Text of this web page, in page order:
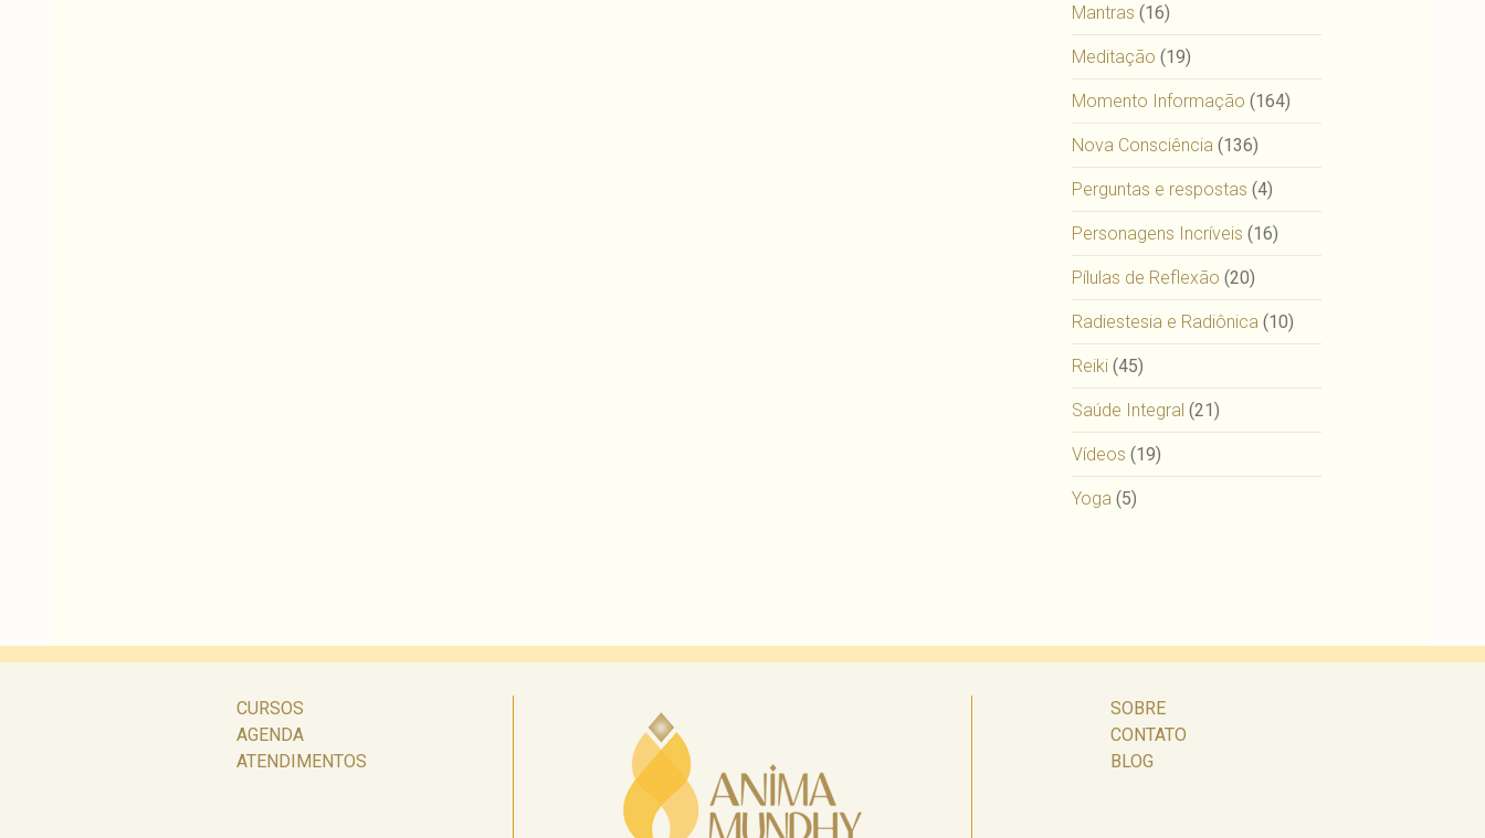
Mantras (16)
Meditação (19)
Momento Informação (164)
Nova Consciência (136)
Perguntas e respostas (4)
Personagens Incríveis (16)
Pílulas de Reflexão (20)
Radiestesia e Radiônica (10)
Reiki (45)
Saúde Integral (21)
Vídeos (19)
Yoga (5)
CURSOS
AGENDA
ATENDIMENTOS
SOBRE
CONTATO
BLOG